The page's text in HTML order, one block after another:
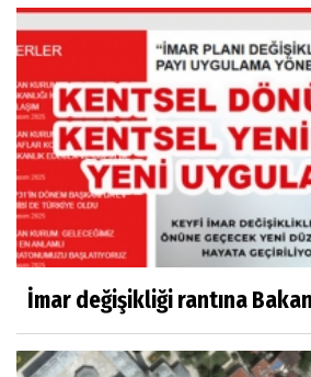
İmar değişikliği rantına